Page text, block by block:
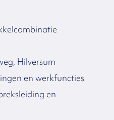
Hilversum
en werkfuncties
en